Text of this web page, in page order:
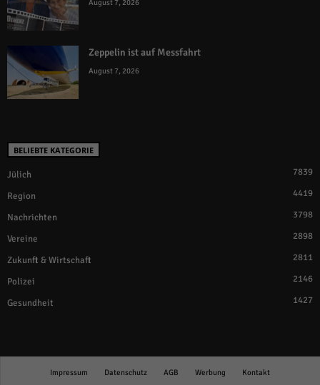
August 7, 2026
Zeppelin ist auf Messfahrt
August 7, 2026
BELIEBTE KATEGORIE
Jülich 7839
Region 4419
Nachrichten 3798
Vereine 2898
Zukunft & Wirtschaft 2811
Polizei 2146
Gesundheit 1427
Impressum Datenschutz AGB Werbung Kontakt